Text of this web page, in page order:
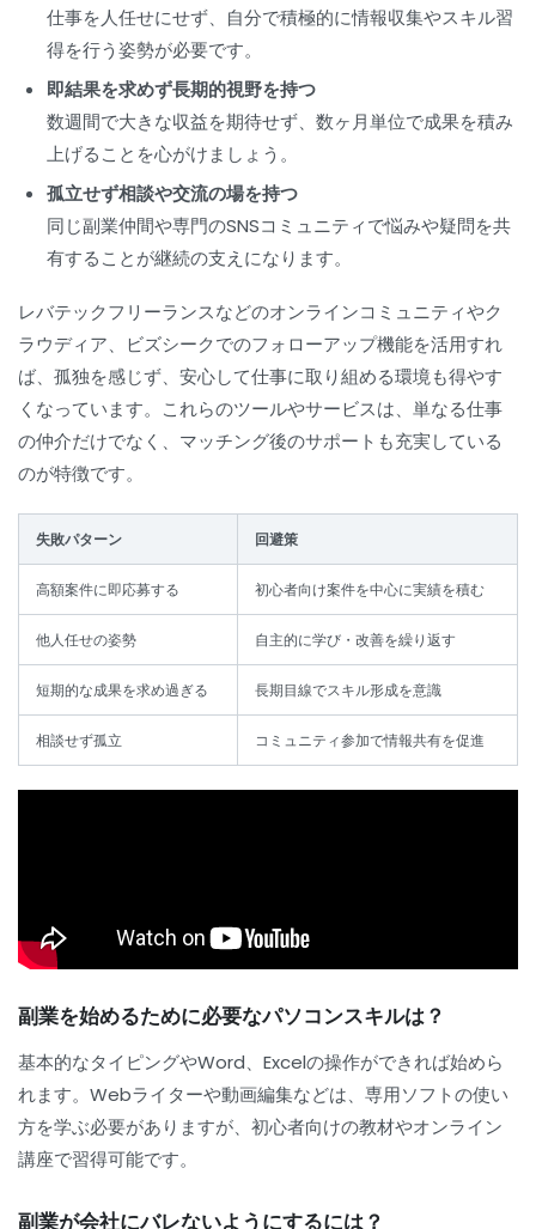
仕事を人任せにせず、自分で積極的に情報収集やスキル習
得を行う姿勢が必要です。
即結果を求めず長期的視野を持つ
数週間で大きな収益を期待せず、数ヶ月単位で成果を積み
上げることを心がけましょう。
孤立せず相談や交流の場を持つ
同じ副業仲間や専門のSNSコミュニティで悩みや疑問を共
有することが継続の支えになります。
レバテックフリーランスなどのオンラインコミュニティやク
ラウディア、ビズシークでのフォローアップ機能を活用すれ
ば、孤独を感じず、安心して仕事に取り組める環境も得やす
くなっています。これらのツールやサービスは、単なる仕事
の仲介だけでなく、マッチング後のサポートも充実している
のが特徴です。
失敗パターン 回避策
高額案件に即応募する 初心者向け案件を中心に実績を積む
他人任せの姿勢 自主的に学び・改善を繰り返す
短期的な成果を求め過ぎる 長期目線でスキル形成を意識
相談せず孤立 コミュニティ参加で情報共有を促進
副業を始めるために必要なパソコンスキルは？
基本的なタイピングやWord、Excelの操作ができれば始めら
れます。Webライターや動画編集などは、専用ソフトの使い
方を学ぶ必要がありますが、初心者向けの教材やオンライン
講座で習得可能です。
副業が会社にバレないようにするには？